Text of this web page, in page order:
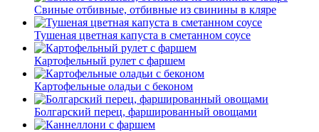
Свиные отбивные, отбивные из свинины в кляре
Тушеная цветная капуста в сметанном соусе
Картофельный рулет с фаршем
Картофельные оладьи с беконом
Болгарский перец, фаршированный овощами